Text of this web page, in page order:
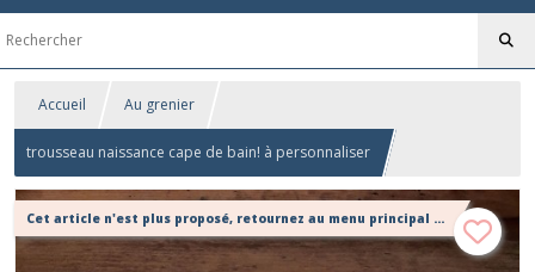
Accueil Au grenier
trousseau naissance cape de bain! à personnaliser
Cet article n'est plus proposé, retournez au menu principal ou contactez moi!